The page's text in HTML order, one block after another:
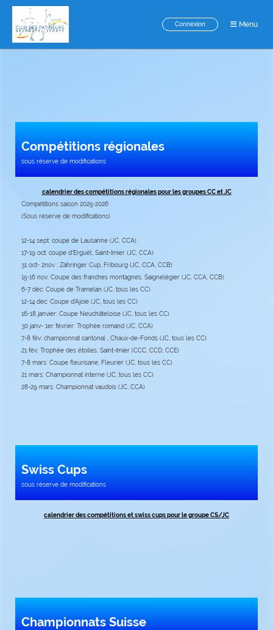
Connexion Menu
Compétitions régionales
sous réserve de modifications
calendrier des compétitions régionales pour les groupes CC et JC
Compétitions saison 2025-2026
(Sous réserve de modifications)
12-14 sept: coupe de Lausanne (JC, CCA)
17-19 oct: coupe d'Erguël, Saint-Imier (JC, CCA)
31 oct- 2nov : Zähringer Cup, Fribourg (JC, CCA, CCB)
15-16 nov: Coupe des franches montagnes, Saignelégier (JC, CCA, CCB)
6-7 déc: Coupe de Tramelan (JC, tous les CC)
12-14 déc: Coupe d'Ajoie (JC, tous les CC)
16-18 janvier: Coupe Neuchâteloise (JC, tous les CC)
30 janv- 1er février: Trophée romand (JC, CCA)
7-8 fév: championnat cantonal , Chaux-de-Fonds (JC, tous les CC)
21 fév: Trophée des étoiles, Saint-Imier (CCC, CCD, CCE)
7-8 mars: Coupe fleurisane, Fleurier (JC, tous les CC)
21 mars: Championnat interne (JC, tous les CC)
28-29 mars: Championnat vaudois (JC, CCA)
Swiss Cups
sous réserve de modifications
calendrier des compétitions et swiss cups pour le groupe CS/JC
Championnats Suisse